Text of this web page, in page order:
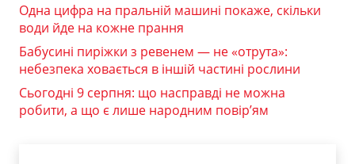
Одна цифра на пральній машині покаже, скільки
води йде на кожне прання
Бабусині пиріжки з ревенем — не «отрута»:
небезпека ховається в іншій частині рослини
Сьогодні 9 серпня: що насправді не можна
робити, а що є лише народним повір’ям